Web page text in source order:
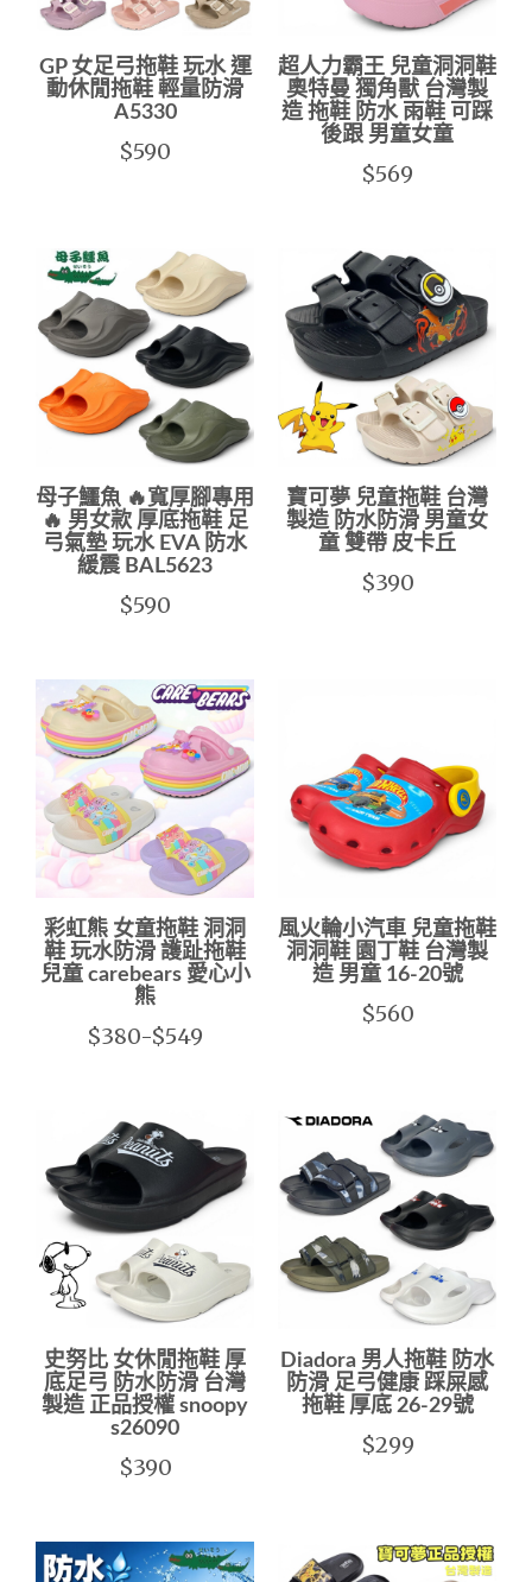
GP 女足弓拖鞋 玩水 運
動休閒拖鞋 輕量防滑
A5330
$590
超人力霸王 兒童洞洞鞋
奧特曼 獨角獸 台灣製
造 拖鞋 防水 雨鞋 可踩
後跟 男童女童
$569
母子鱷魚 🔥寬厚腳專用
🔥 男女款 厚底拖鞋 足
弓氣墊 玩水 EVA 防水
緩震 BAL5623
$590
寶可夢 兒童拖鞋 台灣
製造 防水防滑 男童女
童 雙帶 皮卡丘
$390
彩虹熊 女童拖鞋 洞洞
鞋 玩水防滑 護趾拖鞋
兒童 carebears 愛心小
熊
$380-$549
風火輪小汽車 兒童拖鞋
洞洞鞋 園丁鞋 台灣製
造 男童 16-20號
$560
史努比 女休閒拖鞋 厚
底足弓 防水防滑 台灣
製造 正品授權 snoopy
s26090
$390
Diadora 男人拖鞋 防水
防滑 足弓健康 踩屎感
拖鞋 厚底 26-29號
$299